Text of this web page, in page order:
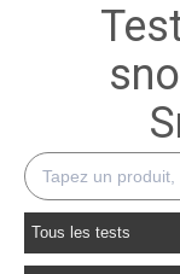
Tous les tests